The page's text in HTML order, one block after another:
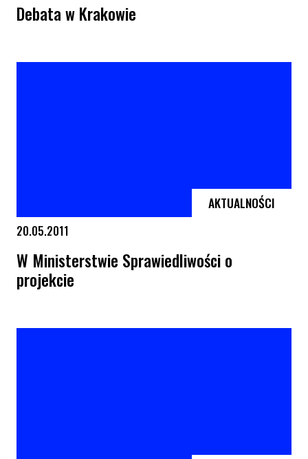
Debata w Krakowie
AKTUALNOŚCI
20.05.2011
W Ministerstwie Sprawiedliwości o
projekcie